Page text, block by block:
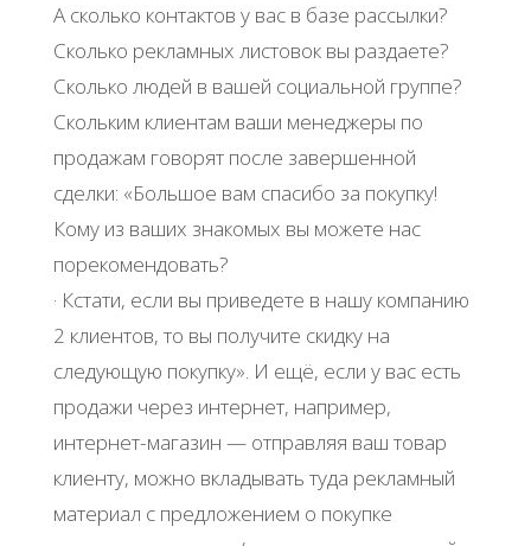
А сколько контактов у вас в базе рассылки?
Сколько рекламных листовок вы раздаете?
Сколько людей в вашей социальной группе?
Скольким клиентам ваши менеджеры по
продажам говорят после завершенной
сделки: «Большое вам спасибо за покупку!
Кому из ваших знакомых вы можете нас
порекомендовать?
· Кстати, если вы приведете в нашу компанию
2 клиентов, то вы получите скидку на
следующую покупку». И ещё, если у вас есть
продажи через интернет, например,
интернет-магазин — отправляя ваш товар
клиенту, можно вкладывать туда рекламный
материал с предложением о покупке